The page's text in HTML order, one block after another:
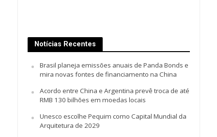
Notícias Recentes
Brasil planeja emissões anuais de Panda Bonds e
mira novas fontes de financiamento na China
Acordo entre China e Argentina prevê troca de até
RMB 130 bilhões em moedas locais
Unesco escolhe Pequim como Capital Mundial da
Arquitetura de 2029